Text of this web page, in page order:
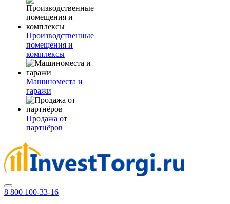
Производственные
помещения и
комплексы
Машиноместа и
гаражи
Продажа от
партнёров
8 800 100-33-16